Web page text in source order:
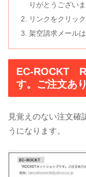
りがとうございま
リンクをクリッ
架空請求メール
EC-ROCKT
す。ご注文あ
見覚えのない注文確
うになります。